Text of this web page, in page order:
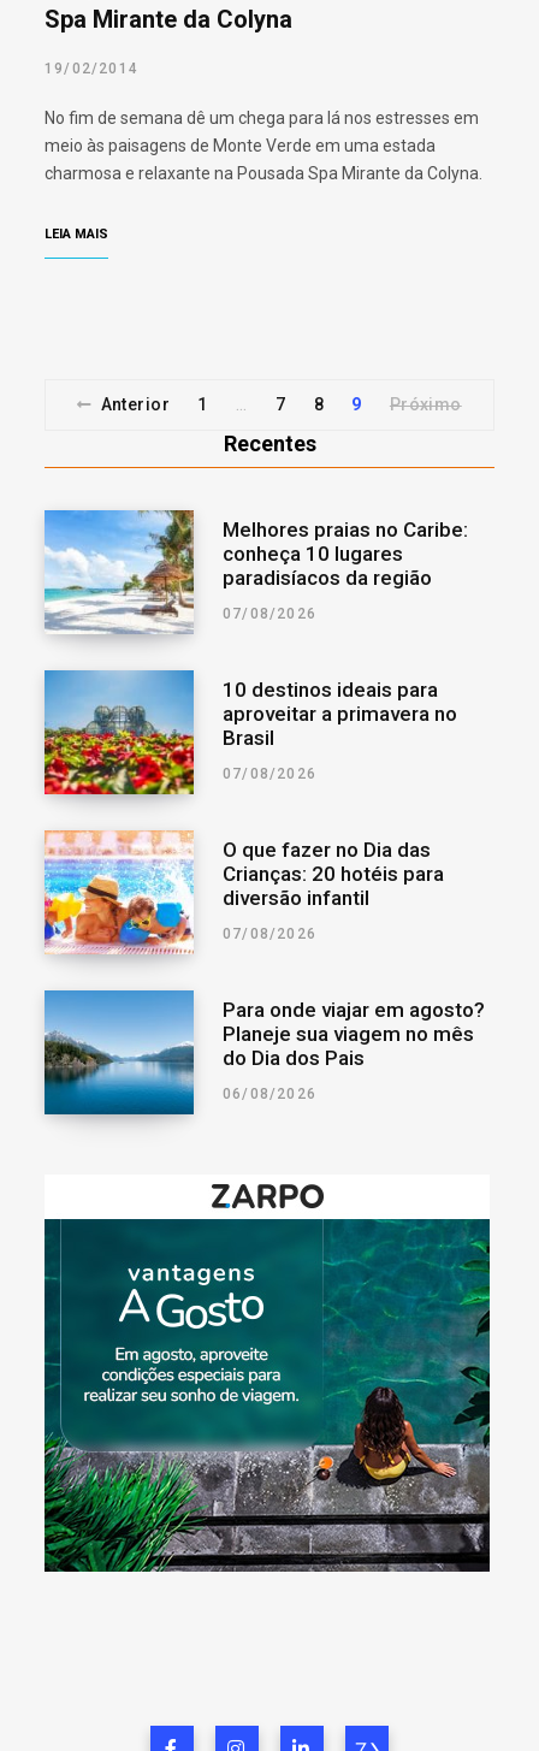
Spa Mirante da Colyna
19/02/2014
No fim de semana dê um chega para lá nos estresses em
meio às paisagens de Monte Verde em uma estada
charmosa e relaxante na Pousada Spa Mirante da Colyna.
LEIA MAIS
Anterior 1 … 7 8 9 Próximo
Recentes
Melhores praias no Caribe:
conheça 10 lugares
paradisíacos da região
07/08/2026
10 destinos ideais para
aproveitar a primavera no
Brasil
07/08/2026
O que fazer no Dia das
Crianças: 20 hotéis para
diversão infantil
07/08/2026
Para onde viajar em agosto?
Planeje sua viagem no mês
do Dia dos Pais
06/08/2026